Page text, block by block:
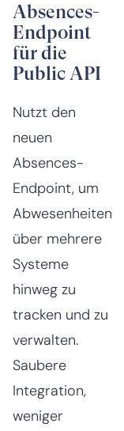
Absences-
Endpoint
für die
Public API
Nutzt den
neuen
Absences-
Endpoint, um
Abwesenheiten
über mehrere
Systeme
hinweg zu
tracken und zu
verwalten.
Saubere
Integration,
weniger